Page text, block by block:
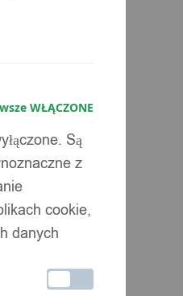
WŁĄCZONE
Są
z
cookie,
danych